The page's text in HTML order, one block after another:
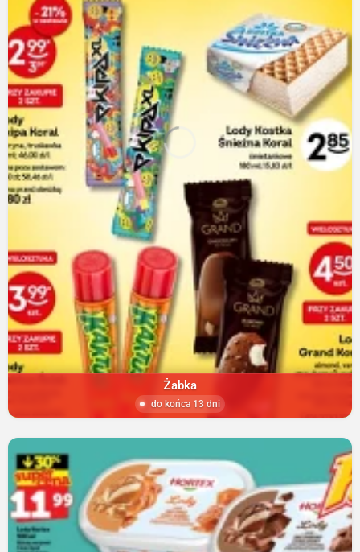
Żabka
do końca 13 dni